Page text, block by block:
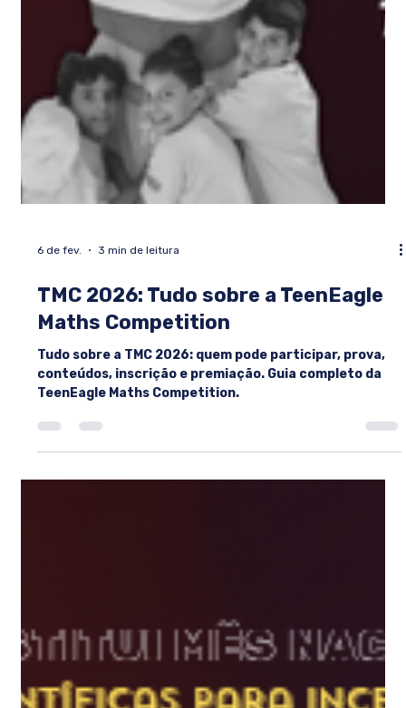
CMO 2026: Tudo sobre a Copernicus
Mathematics Olympiad
Tudo sobre a CMO 2026: quem pode participar, prova,
conteúdos, inscrição e premiação. Guia completo da
Copernicus Mathematics Olympiad.